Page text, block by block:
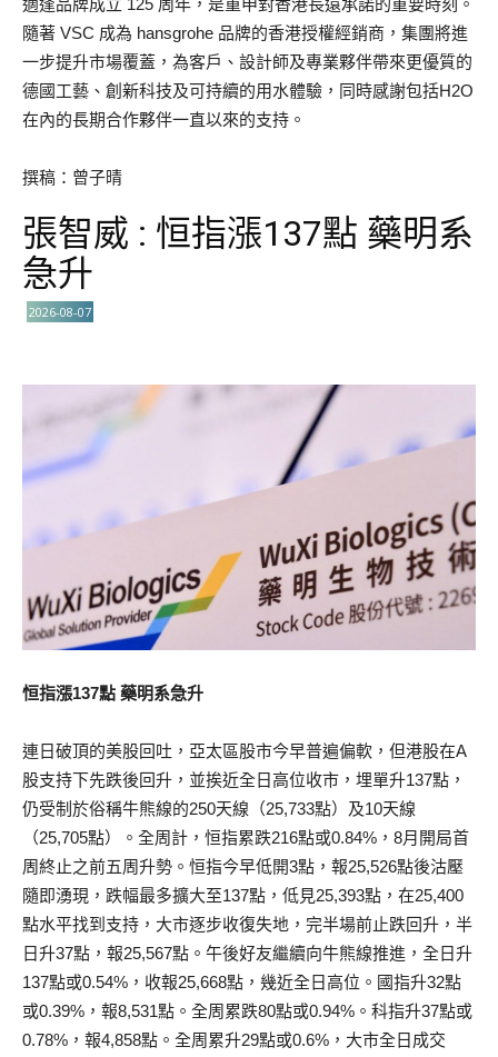
適逢品牌成立 125 周年，是重申對香港長遠承諾的重要時刻。
隨著 VSC 成為 hansgrohe 品牌的香港授權經銷商，集團將進
一步提升市場覆蓋，為客戶、設計師及專業夥伴帶來更優質的
德國工藝、創新科技及可持續的用水體驗，同時感謝包括H2O
在內的長期合作夥伴一直以來的支持。
撰稿：曾子晴
張智威 : 恒指漲137點 藥明系
急升
2026-08-07
恒指漲137點 藥明系急升
連日破頂的美股回吐，亞太區股市今早普遍偏軟，但港股在A
股支持下先跌後回升，並挨近全日高位收市，埋單升137點，
仍受制於俗稱牛熊線的250天線（25,733點）及10天線
（25,705點）。全周計，恒指累跌216點或0.84%，8月開局首
周終止之前五周升勢。恒指今早低開3點，報25,526點後沽壓
隨即湧現，跌幅最多擴大至137點，低見25,393點，在25,400
點水平找到支持，大市逐步收復失地，完半場前止跌回升，半
日升37點，報25,567點。午後好友繼續向牛熊線推進，全日升
137點或0.54%，收報25,668點，幾近全日高位。國指升32點
或0.39%，報8,531點。全周累跌80點或0.94%。科指升37點或
0.78%，報4,858點。全周累升29點或0.6%，大市全日成交